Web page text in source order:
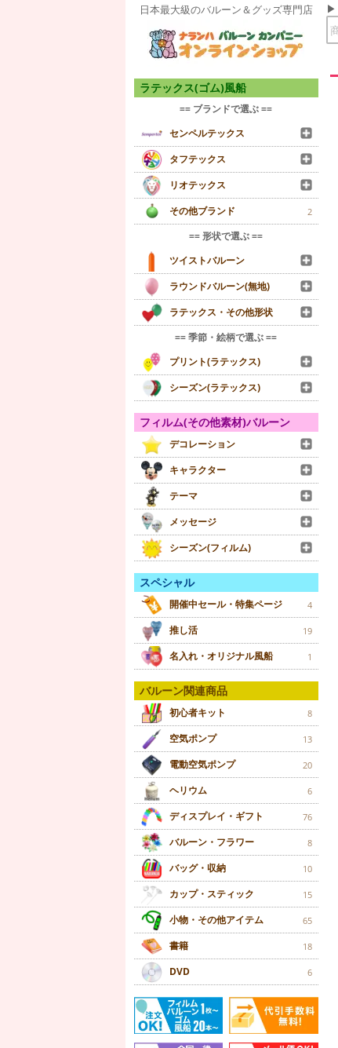
日本最大級のバルーン＆グッズ専門店
ラテックス(ゴム)風船
== ブランドで選ぶ ==
センペルテックス
タフテックス
リオテックス
その他ブランド
2
== 形状で選ぶ ==
ツイストバルーン
ラウンドバルーン(無地)
ラテックス・その他形状
== 季節・絵柄で選ぶ ==
プリント(ラテックス)
シーズン(ラテックス)
フィルム(その他素材)バルーン
デコレーション
キャラクター
テーマ
メッセージ
シーズン(フィルム)
スペシャル
開催中セール・特集ページ 4
推し活 19
名入れ・オリジナル風船 1
バルーン関連商品
初心者キット 8
空気ポンプ 13
電動空気ポンプ 20
ヘリウム 6
ディスプレイ・ギフト 76
バルーン・フラワー 8
バッグ・収納 10
カップ・スティック 15
小物・その他アイテム 65
書籍 18
DVD 6